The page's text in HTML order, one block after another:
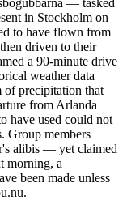
in Stockholm on
to have flown from
driven to their
a 90-minute drive
weather data
of precipitation that
from Arlanda
have used could not
Group members
alibis — yet claimed
morning, a
been made unless